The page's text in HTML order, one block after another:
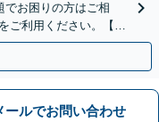
でお困りの方はご相
ご利用ください。【不
ールでお問い合わせ